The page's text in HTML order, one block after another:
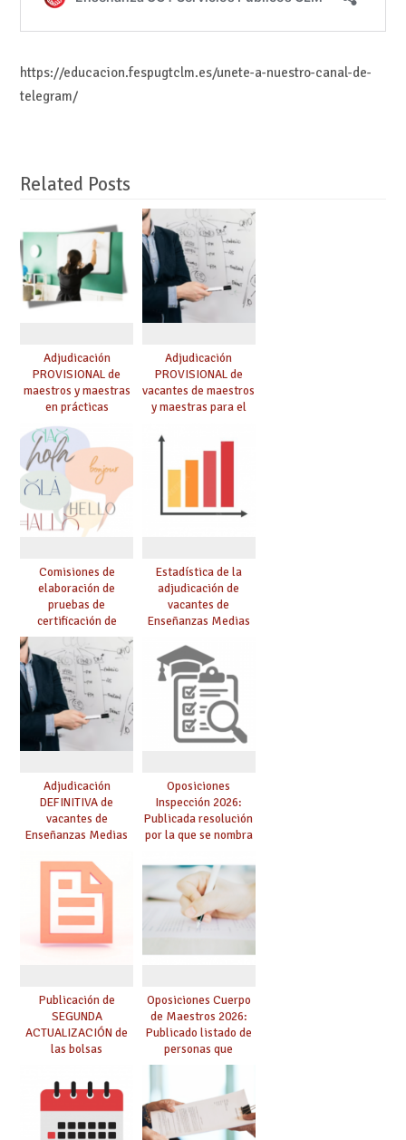
https://educacion.fespugtclm.es/unete-a-nuestro-canal-de-
telegram/
Related Posts
Adjudicación
PROVISIONAL de
maestros y maestras
en prácticas
Adjudicación
PROVISIONAL de
vacantes de maestros
y maestras para el
Comisiones de
elaboración de
pruebas de
certificación de
competencia
lingüística: publicada
resolución definitiva
Estadística de la
adjudicación de
vacantes de
Enseñanzas Medias
Adjudicación
DEFINITIVA de
vacantes de
Enseñanzas Medias
Oposiciones
Inspección 2026:
Publicada resolución
por la que se nombra
prácticas, se regulan
dichas prácticas y se
convoca acto público
de adjudicación
Publicación de
SEGUNDA
ACTUALIZACIÓN de
las bolsas
Cuerpo de Maestros
de especialidades
convocadas a
oposición
Oposiciones Cuerpo
de Maestros 2026:
Publicado listado de
personas que
adquieren nueva
especialidad